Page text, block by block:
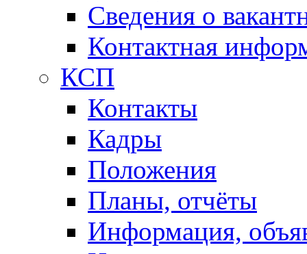
Сведения о
Контактная
КСП
Контакты
Кадры
Положения
Планы, отчёты
Информация,